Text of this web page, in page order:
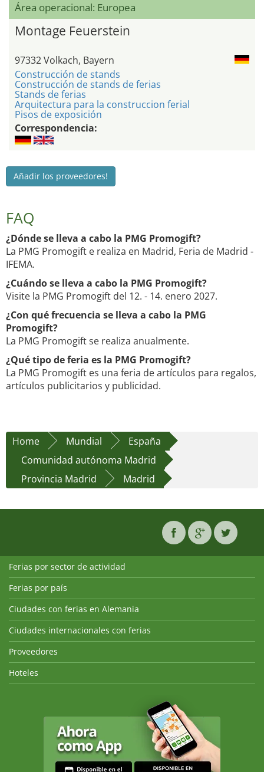
Área operacional: Europea
Montage Feuerstein
97332 Volkach, Bayern
Construcción de stands
Construcción de stands de ferias
Stands de ferias
Arquitectura para la construccion ferial
Pisos de exposición
Correspondencia:
Añadir los proveedores!
FAQ
¿Dónde se lleva a cabo la PMG Promogift?
La PMG Promogift e realiza en Madrid, Feria de Madrid -
IFEMA.
¿Cuándo se lleva a cabo la PMG Promogift?
Visite la PMG Promogift del 12. - 14. enero 2027.
¿Con qué frecuencia se lleva a cabo la PMG
Promogift?
La PMG Promogift se realiza anualmente.
¿Qué tipo de feria es la PMG Promogift?
La PMG Promogift es una feria de artículos para regalos,
artículos publicitarios y publicidad.
Home Mundial
España
Comunidad autónoma Madrid
Provincia Madrid
Madrid
Ferias por sector de actividad
Ferias por país
Ciudades con ferias en Alemania
Ciudades internacionales con ferias
Proveedores
Hoteles